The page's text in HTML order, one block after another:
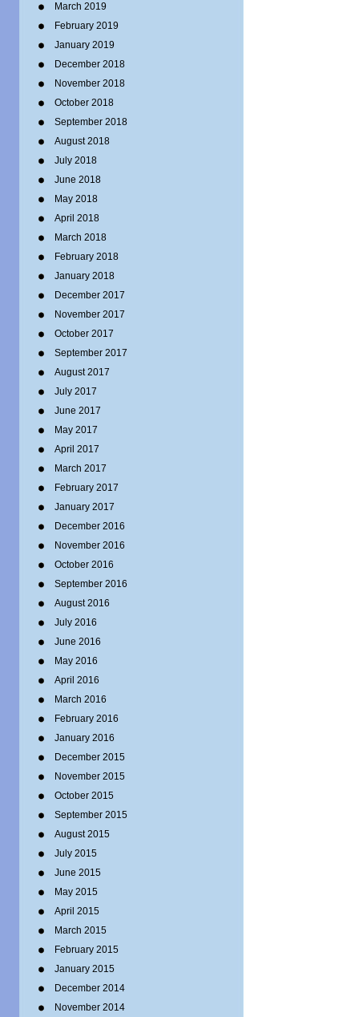
March 2019
February 2019
January 2019
December 2018
November 2018
October 2018
September 2018
August 2018
July 2018
June 2018
May 2018
April 2018
March 2018
February 2018
January 2018
December 2017
November 2017
October 2017
September 2017
August 2017
July 2017
June 2017
May 2017
April 2017
March 2017
February 2017
January 2017
December 2016
November 2016
October 2016
September 2016
August 2016
July 2016
June 2016
May 2016
April 2016
March 2016
February 2016
January 2016
December 2015
November 2015
October 2015
September 2015
August 2015
July 2015
June 2015
May 2015
April 2015
March 2015
February 2015
January 2015
December 2014
November 2014